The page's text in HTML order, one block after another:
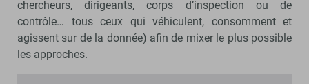
chercheurs, dirigeants, corps d’inspection ou de
contrôle… tous ceux qui véhiculent, consomment et
agissent sur de la donnée) afin de mixer le plus possible
les approches.